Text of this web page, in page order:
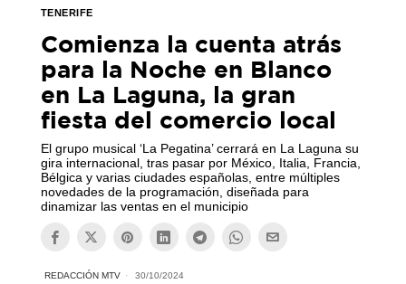
TENERIFE
Comienza la cuenta atrás
para la Noche en Blanco
en La Laguna, la gran
fiesta del comercio local
El grupo musical ‘La Pegatina’ cerrará en La Laguna su
gira internacional, tras pasar por México, Italia, Francia,
Bélgica y varias ciudades españolas, entre múltiples
novedades de la programación, diseñada para
dinamizar las ventas en el municipio
REDACCIÓN MTV 30/10/2024